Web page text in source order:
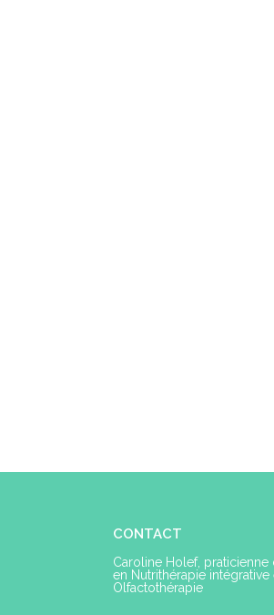
CONTACT
Caroline Holef, praticienne
en Nutrithérapie intégrative
Olfactothérapie